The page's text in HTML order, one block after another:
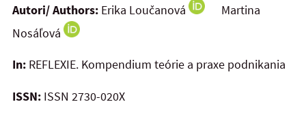
Autori/ Authors: Erika Loučanová
Martina
Nosáľová
In: REFLEXIE. Kompendium teórie a praxe podnikania
ISSN: ISSN 2730-020X